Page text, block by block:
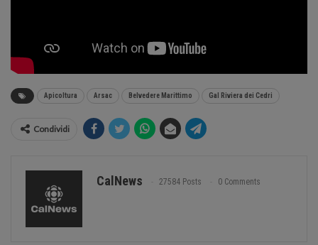
Apicoltura Arsac Belvedere Marittimo Gal Riviera dei Cedri
Condividi
CalNews 27584 Posts 0 Comments